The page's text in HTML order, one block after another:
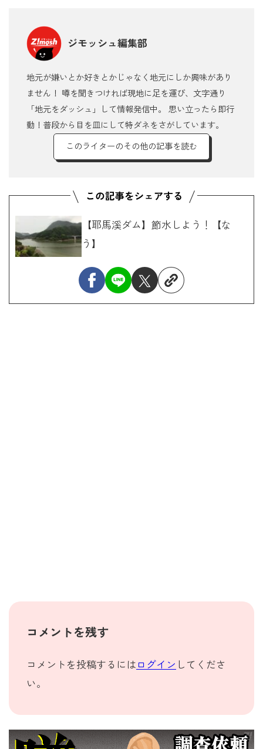
ジモッシュ編集部
地元が嫌いとか好きとかじゃなく地元にしか興味があり
ません！ 噂を聞きつければ現地に足を運び、文字通り
「地元をダッシュ」して情報発信中。 思い立ったら即行
動！普段から目を皿にして特ダネをさがしています。
このライターのその他の記事を読む
【耶馬溪ダム】節水しよう！【な
う】
コメントを残す
コメントを投稿するには ログイン してくださ
い。